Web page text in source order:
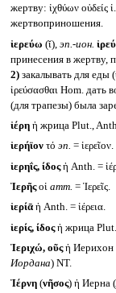
жертву: ἰχθύων οὐδείς
жертвоприношения.
ἱερεύω (ῐ), эп.-ион.
принесения в жертву,
2)закалывать для еды
ἱρεύσασθαι Hom. дать
(для трапезы) была
ἱέρη ἡ жрица Plut.,
ἱερήϊον τό эп. = ἱερεῖον.
ἱερηΐς, ίδοςἡ Anth. =
Ἱερῆςοἱ атт. = Ἱερεῖς.
ἱερίᾱ ἡ Anth. = ἱέρεια.
ἱερίς, ίδοςἡ жрица Plut.
Ἰεριχώ, οῦςἡ Иерихон
Иордана) NT.
Ἱέρνη (νῆσος) ἡ Иерна (